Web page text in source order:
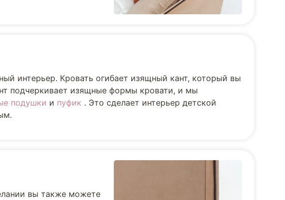
интерьер. Кровать огибает изящный кант, который вы
подчеркивает изящные формы кровати, и мы
подушки и пуфик . Это сделает интерьер детской
вы также можете